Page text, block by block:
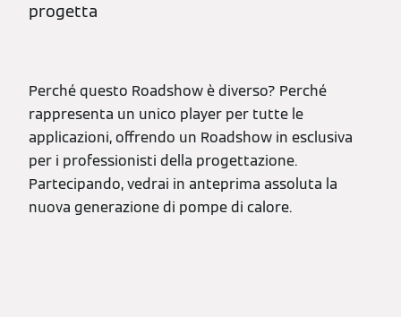
progetta
Perché questo Roadshow è diverso? Perché
rappresenta un unico player per tutte le
applicazioni, offrendo un Roadshow in esclusiva
per i professionisti della progettazione.
Partecipando, vedrai in anteprima assoluta la
nuova generazione di pompe di calore.